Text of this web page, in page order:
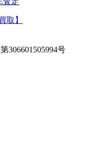
306601505994号